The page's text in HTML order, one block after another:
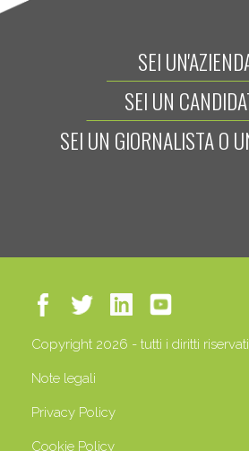
SEI
SEI UN
SEI UN GIORNALISTA O
Copyright 2026 - tutti i diritti riservati
Note legali
Privacy Policy
Cookie Policy